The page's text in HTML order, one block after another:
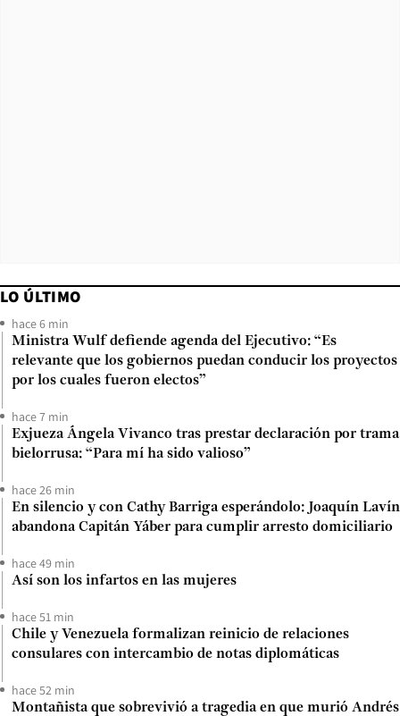
LO ÚLTIMO
hace 6 min
Ministra Wulf defiende agenda del Ejecutivo: “Es
relevante que los gobiernos puedan conducir los proyectos
por los cuales fueron electos”
hace 7 min
Exjueza Ángela Vivanco tras prestar declaración por trama
bielorrusa: “Para mí ha sido valioso”
hace 26 min
En silencio y con Cathy Barriga esperándolo: Joaquín Lavín
abandona Capitán Yáber para cumplir arresto domiciliario
hace 49 min
Así son los infartos en las mujeres
hace 51 min
Chile y Venezuela formalizan reinicio de relaciones
consulares con intercambio de notas diplomáticas
hace 52 min
Montañista que sobrevivió a tragedia en que murió Andrés